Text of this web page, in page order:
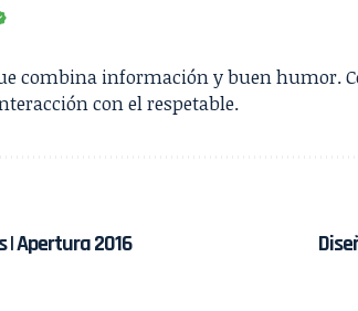
combina información y buen humor.
con el respetable.
| Apertura 2016